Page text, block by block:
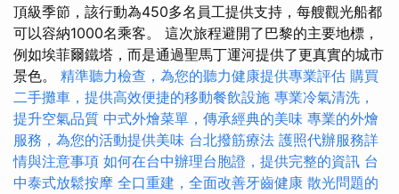
頂級季節，該行動為450多名員工提供支持，每艘觀光船都
可以容納1000名乘客。 這次旅程避開了巴黎的主要地標，
例如埃菲爾鐵塔，而是通過聖馬丁運河提供了更真實的城市
景色。 精準聽力檢查，為您的聽力健康提供專業評估 購買
二手攤車，提供高效便捷的移動餐飲設施 專業冷氣清洗，
提升空氣品質 中式外燴菜單，傳承經典的美味 專業的外燴
服務，為您的活動提供美味 台北撥筋療法 護照代辦服務詳
情與注意事項 如何在台中辦理台胞證，提供完整的資訊 台
中泰式放鬆按摩 全口重建，全面改善牙齒健康 散光問題的